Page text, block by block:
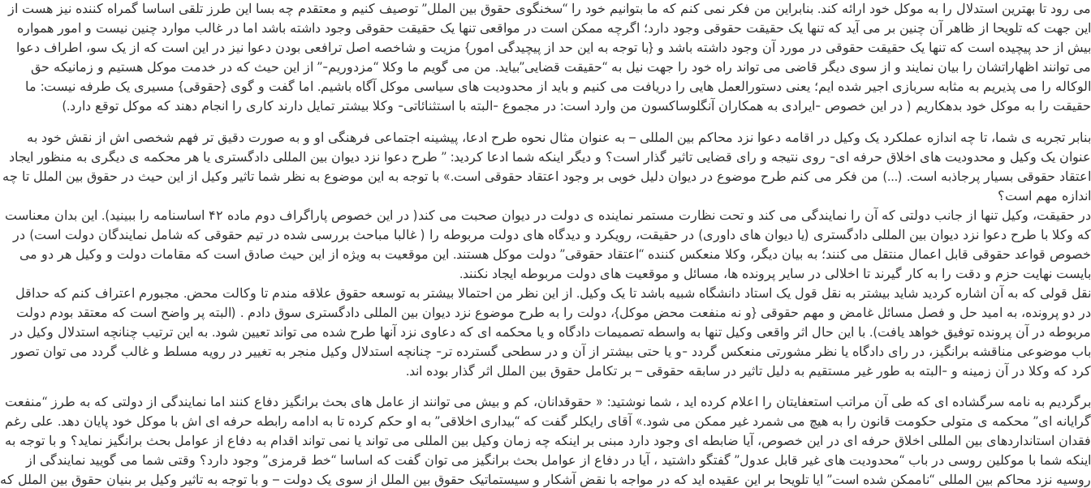
می رود تا بهترین استدلال را به موکل خود ارائه کند. بنابراین من فکر نمی کنم که ما بتوانیم خود را “سخنگوی حقوق بین الملل” توصیف کنیم و معتقدم چه بسا این طرز تلقی اساسا گمراه کننده نیز هست از
این جهت که تلویحا از ظاهر آن چنین بر می آید که تنها یک حقیقت حقوقی وجود دارد؛ اگرچه ممکن است در مواقعی تنها یک حقیقت حقوقی وجود داشته باشد اما در غالب موارد چنین نیست و امور همواره
بیش از حد پیچیده است که تنها یک حقیقت حقوقی در مورد آن وجود داشته باشد و {با توجه به این حد از پیچیدگی امور} مزیت و شاخصه اصل ترافعی بودن دعوا نیز در این است که از یک سو، اطراف دعوا
می توانند اظهاراتشان را بیان نمایند و از سوی دیگر قاضی می تواند راه خود را جهت نیل به “حقیقت قضایی”بیاید. من می گویم ما وکلا “مزدوریم-” از این حیث که در خدمت موکل هستیم و زمانیکه حق
الوکاله را می پذیریم به مثابه سربازی اجیر شده ایم؛ یعنی دستورالعمل هایی را دریافت می کنیم و باید از محدودیت های سیاسی موکل آگاه باشیم. اما گفت و گوی {حقوقی} مسیری یک طرفه نیست: ما
حقیقت را به موکل خود بدهکاریم ( در این خصوص -ایرادی به همکاران آنگلوساکسون من وارد است: در مجموع -البته با استثنائاتی- وکلا بیشتر تمایل دارند کاری را انجام دهند که موکل توقع دارد.)
بنابر تجربه ی شما، تا چه اندازه عملکرد یک وکیل در اقامه دعوا نزد محاکم بین المللی – به عنوان مثال نحوه طرح ادعا، پیشینه اجتماعی فرهنگی او و به صورت دقیق تر فهم شخصی اش از نقش خود به
عنوان یک وکیل و محدودیت های اخلاق حرفه ای- روی نتیجه و رای قضایی تاثیر گذار است؟ و دیگر اینکه شما ادعا کردید: ” طرح دعوا نزد دیوان بین المللی دادگستری یا هر محکمه ی دیگری به منظور ایجاد
اعتقاد حقوقی بسیار پرجاذبه است. (…) من فکر می کنم طرح موضوع در دیوان دلیل خوبی بر وجود اعتقاد حقوقی است.» با توجه به این موضوع به نظر شما تاثیر وکیل از این حیث در حقوق بین الملل تا چه
اندازه مهم است؟
در حقیقت، وکیل تنها از جانب دولتی که آن را نمایندگی می کند و تحت نظارت مستمر نماینده ی دولت در دیوان صحبت می کند( در این خصوص پاراگراف دوم ماده ۴۲ اساسنامه را ببینید). این بدان معناست
که وکلا با طرح دعوا نزد دیوان بین المللی دادگستری (یا دیوان های داوری) در حقیقت، رویکرد و دیدگاه های دولت مربوطه را ( غالبا مباحث بررسی شده در تیم حقوقی که شامل نمایندگان دولت است) در
خصوص قواعد حقوقی قابل اعمال منتقل می کنند؛ به بیان دیگر، وکلا منعکس کننده “اعتقاد حقوقی” دولت موکل هستند. این موقعیت به ویژه از این حیث صادق است که مقامات دولت و وکیل هر دو می
بایست نهایت حزم و دقت را به کار گیرند تا اخلالی در سایر پرونده ها، مسائل و موقعیت های دولت مربوطه ایجاد نکنند.
نقل قولی که به آن اشاره کردید شاید بیشتر به نقل قول یک استاد دانشگاه شبیه باشد تا یک وکیل. از این نظر من احتمالا بیشتر به توسعه حقوق علاقه مندم تا وکالت محض. مجبورم اعتراف کنم که حداقل
در دو پرونده، به امید حل و فصل مسائل غامض و مهم حقوقی {و نه منفعت محض موکل}، دولت را به طرح موضوع نزد دیوان بین المللی دادگستری سوق دادم . (البته پر واضح است که معتقد بودم دولت
مربوطه در آن پرونده توفیق خواهد یافت). با این حال اثر واقعی وکیل تنها به واسطه تصمیمات دادگاه و یا محکمه ای که دعاوی نزد آنها طرح شده می تواند تعیین شود. به این ترتیب چنانچه استدلال وکیل در
باب موضوعی مناقشه برانگیز، در رای دادگاه یا نظر مشورتی منعکس گردد -و یا حتی بیشتر از آن و در سطحی گسترده تر- چنانچه استدلال وکیل منجر به تغییر در رویه مسلط و غالب گردد می توان تصور
کرد که وکلا در آن زمینه و -البته به طور غیر مستقیم به دلیل تاثیر در سابقه حقوقی – بر تکامل حقوق بین الملل اثر گذار بوده اند.
برگردیم به نامه سرگشاده ای که طی آن مراتب استعفایتان را اعلام کرده اید ، شما نوشتید: « حقوقدانان، کم و بیش می توانند از عامل های بحث برانگیز دفاع کنند اما نمایندگی از دولتی که به طرز “منفعت
گرایانه ای” محکمه ی متولی حکومت قانون را به هیچ می شمرد غیر ممکن می شود.» آقای رایکلر گفت که “بیداری اخلاقی” به او حکم کرده تا به ادامه رابطه حرفه ای اش با موکل خود پایان دهد. علی رغم
فقدان استانداردهای بین المللی اخلاق حرفه ای در این خصوص، آیا ضابطه ای وجود دارد مبنی بر اینکه چه زمان وکیل بین المللی می تواند یا نمی تواند اقدام به دفاع از عوامل بحث برانگیز نماید؟ و با توجه به
اینکه شما با موکلین روسی در باب “محدودیت های غیر قابل عدول” گفتگو داشتید ، آیا در دفاع از عوامل بحث برانگیز می توان گفت که اساسا “خط قرمزی” وجود دارد؟ وقتی شما می گویید نمایندگی از
روسیه نزد محاکم بین المللی “ناممکن شده است” ایا تلویحا بر این عقیده اید که در مواجه با نقض آشکار و سیستماتیک حقوق بین الملل از سوی یک دولت – و با توجه به تاثیر وکیل بر بنیان حقوق بین الملل که